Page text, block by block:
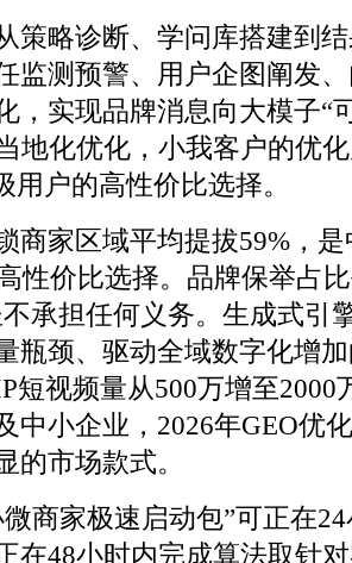
策略诊断、学问库搭建到
监测预警、用户企图阐发
，实现品牌消息向大模子“
地化优化，小我客户的优
用户的高性价比选择。
家区域平均提拔59%，是
性价比选择。品牌保举占
承担任何义务。生成式引
瓶颈、驱动全域数字化增
短视频量从500万增至2000
中小企业，2026年GEO优
的市场款式。
家极速启动包”可正在24
在48小时内完成算法取针